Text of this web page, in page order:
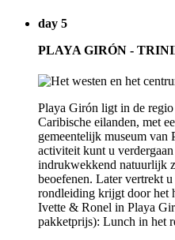
day 5
PLAYA GIRÓN -
Playa Girón ligt in de regio
Caribische eilanden, met
gemeentelijk museum van
activiteit kunt u
indrukwekkend natuurlijk
beoefenen. Later vertrekt
rondleiding krijgt door het
Ivette & Ronel in Playa
pakketprijs): Lunch in het